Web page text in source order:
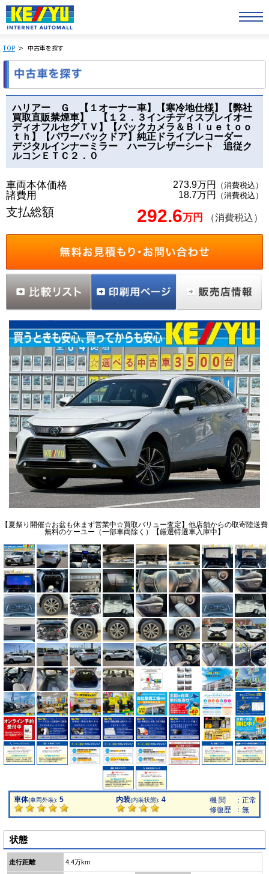
TOP 中古車を探す
ハリアー Ｇ 【１オーナー車】【寒冷地仕様】【弊社
買取直販禁煙車】 【１２．３インチディスプレイオー
ディオフルセグＴＶ】【バックカメラ＆Ｂｌｕｅｔｏｏ
ｔｈ】【パワーバックドア】純正ドライブレコーダー
デジタルインナーミラー ハーフレザーシート 追従ク
ルコンＥＴＣ２．０
車両本体価格 273.9万円 （消費税込）
諸費用 18.7万円 （消費税込）
支払総額 292.6万円 （消費税込）
【夏祭り開催☆お盆も休まず営業中☆買取バリュー査定】他店舗からの取寄陸送費
無料のケーユー（一部車両除く）【厳選特選車入庫中】
車体(車両外装): 5 内装(内装状態): 4
機 関
修復歴
：正常
：無
状態
走行距離 4.4万km